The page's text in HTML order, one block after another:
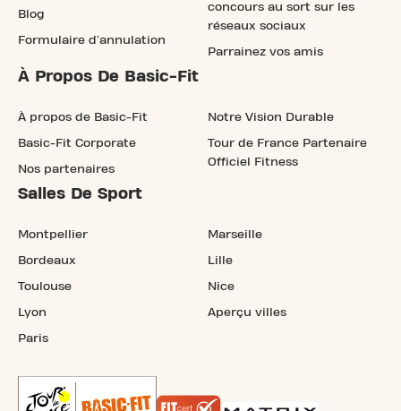
Blog
Formulaire d'annulation
concours au sort sur les
réseaux sociaux
Parrainez vos amis
À Propos De Basic-Fit
À propos de Basic-Fit
Basic-Fit Corporate
Nos partenaires
Notre Vision Durable
Tour de France Partenaire
Officiel Fitness
Salles De Sport
Montpellier
Bordeaux
Toulouse
Lyon
Paris
Marseille
Lille
Nice
Aperçu villes